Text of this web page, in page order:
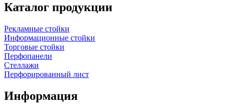
Каталог продукции
Рекламные стойки
Информационные стойки
Торговые стойки
Перфопанели
Стеллажи
Перфорированный лист
Информация